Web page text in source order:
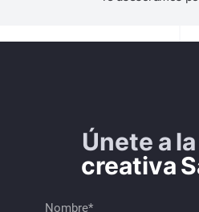
Únete a
creativa